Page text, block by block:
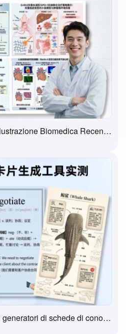
5 Migliori Strumenti di Illustrazione Biomedica Recensiti nel 2026 | Funzionalità, Casi d'Uso e Come Scegliere
Confronto tra i 4 migliori generatori di schede di conoscenza AI | Flashcard e schede di studio